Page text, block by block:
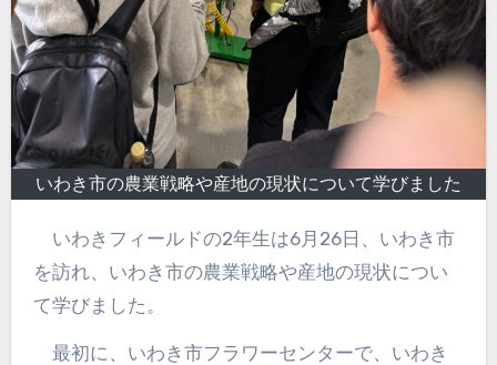
いわき市の農業戦略や産地の現状について学びました
いわきフィールドの2年生は6月26日、いわき市
を訪れ、いわき市の農業戦略や産地の現状につい
て学びました。
最初に、いわき市フラワーセンターで、いわき